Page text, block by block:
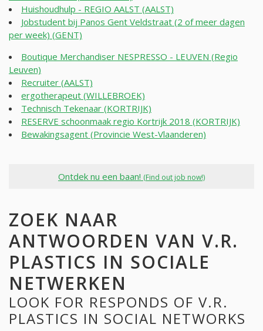
Huishoudhulp - REGIO AALST (AALST)
Jobstudent bij Panos Gent Veldstraat (2 of meer dagen
per week) (GENT)
Boutique Merchandiser NESPRESSO - LEUVEN (Regio
Leuven)
Recruiter (AALST)
ergotherapeut (WILLEBROEK)
Technisch Tekenaar (KORTRIJK)
RESERVE schoonmaak regio Kortrijk 2018 (KORTRIJK)
Bewakingsagent (Provincie West-Vlaanderen)
Ontdek nu een baan! (Find out job now!)
ZOEK NAAR
ANTWOORDEN VAN V.R.
PLASTICS IN SOCIALE
NETWERKEN
LOOK FOR RESPONDS OF V.R.
PLASTICS IN SOCIAL NETWORKS